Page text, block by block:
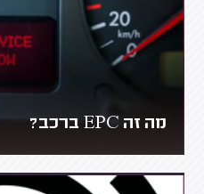
מה זה EPC ברכב?